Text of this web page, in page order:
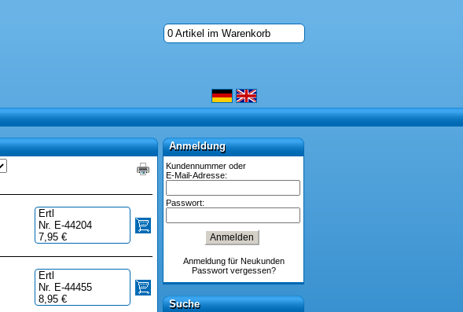
0 Artikel im Warenkorb
Anmeldung
Anmeldung
Kundennummer oder
E-Mail-Adresse:
Passwort:
Anmeldung für Neukunden
Passwort vergessen?
Suche
Suche
Ertl
Nr. E-44204
7,95 €
Ertl
Nr. E-44455
8,95 €